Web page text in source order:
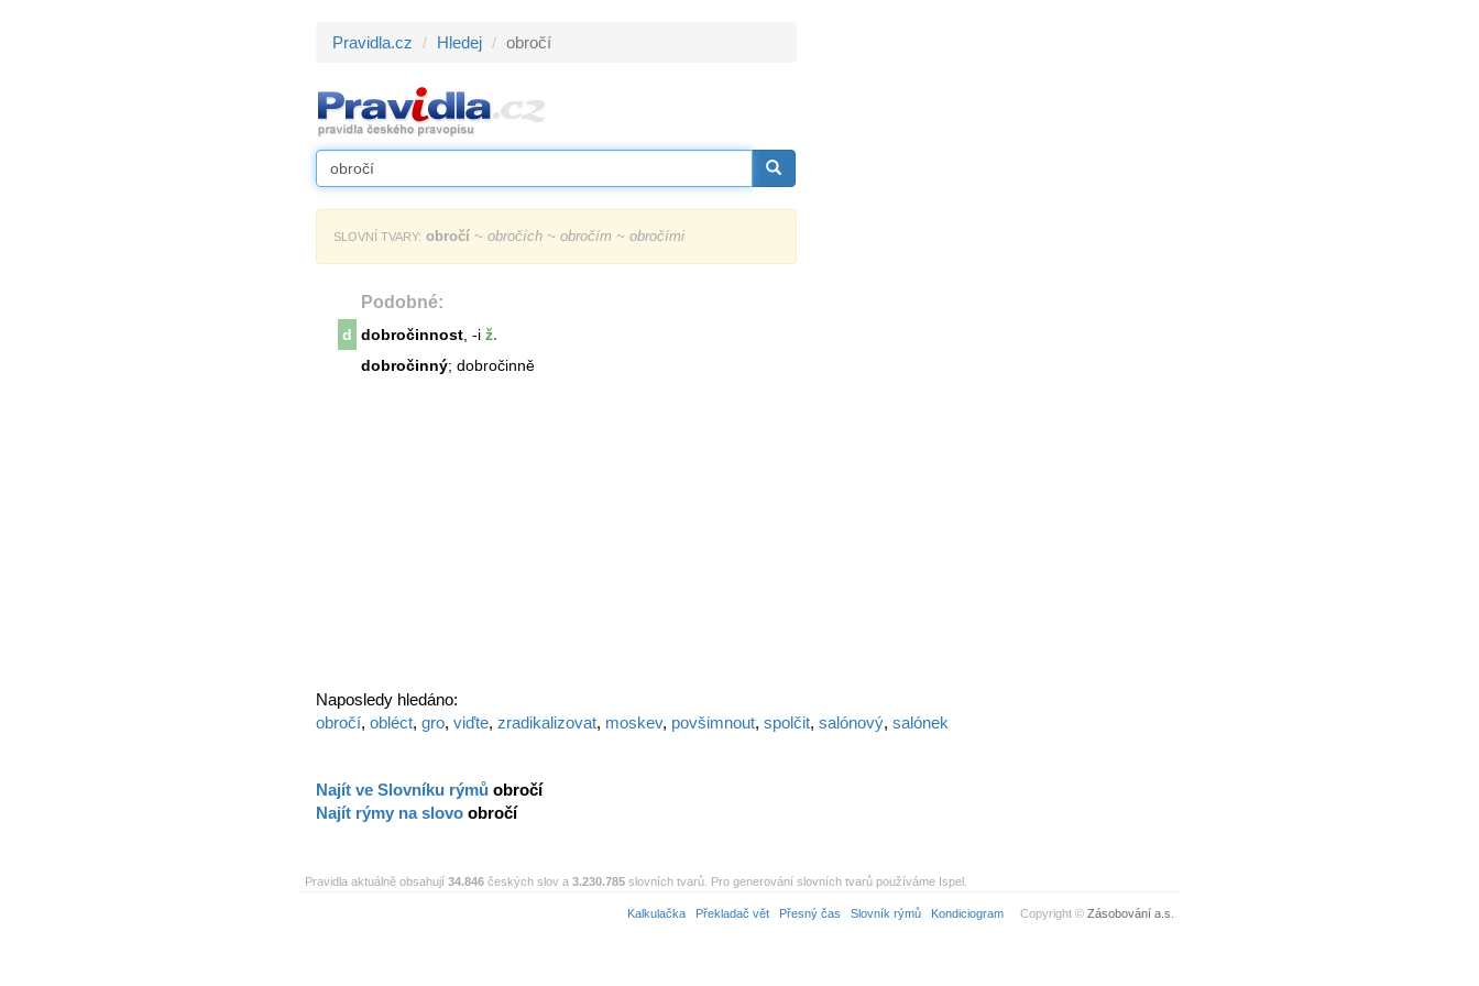
Pravidla.cz Hledej obročí
SLOVNÍ TVARY: obročí ~ obročích ~ obročím ~ obročími
Podobné:
d dobročinnost , -i ž.
dobročinný; dobročinně
Naposledy hledáno:
obročí, obléct, gro, viďte, zradikalizovat, moskev, povšimnout, spolčit, salónový, salónek
Najít ve Slovníku rýmů obročí
Najít rýmy na slovo obročí
Pravidla aktuálně obsahují 34.846 českých slov a 3.230.785 slovních tvarů. Pro generování slovních tvarů používáme Ispel.
Kalkulačka Překladač vět Přesný čas Slovník rýmů Kondiciogram Copyright © Zásobování a.s.